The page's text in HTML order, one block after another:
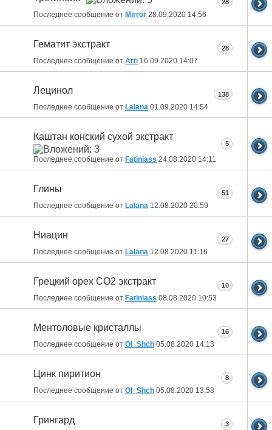
Последнее сообщение от Mirror 28.09.2020 14:56
28
Гематит экстракт
Последнее сообщение от Arti 16.09.2020 14:07
28
Лецинол
Последнее сообщение от Lalana 01.09.2020 14:54
138
Каштан конский сухой экстракт
Последнее сообщение от Fatiniass 24.08.2020 14:11
5
Глины
Последнее сообщение от Lalana 12.08.2020 20:59
51
Ниацин
Последнее сообщение от Lalana 12.08.2020 11:16
27
Грецкий орех СО2 экстракт
Последнее сообщение от Fatiniass 08.08.2020 10:53
10
Ментоловые кристаллы
Последнее сообщение от Ol_Shch 05.08.2020 14:13
16
Цинк пиритион
Последнее сообщение от Ol_Shch 05.08.2020 13:58
8
Грингард 3